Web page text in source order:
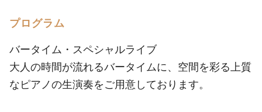
プログラム
バータイム・スペシャルライブ
大人の時間が流れるバータイムに、空間を彩る上質
なピアノの生演奏をご用意しております。